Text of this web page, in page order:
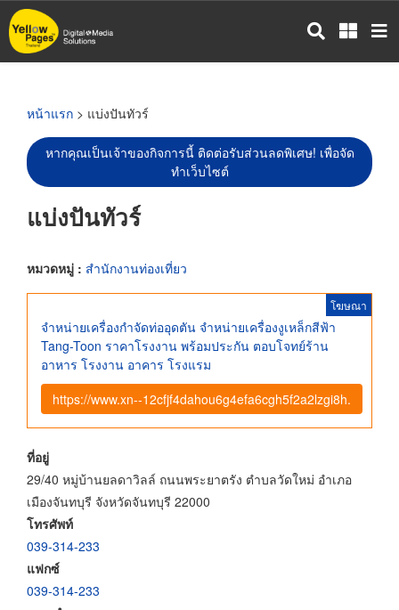
ข้าม
ไป
หน้าแรก > แบ่งปันทัวร์
หากคุณเป็นเจ้าของกิจการนี้ ติดต่อรับส่วนลดพิเศษ! เพื่อจัด
ทำเว็บไซต์
แบ่งปันทัวร์
หมวดหมู่ : สำนักงานท่องเที่ยว
โฆษณา
จำหน่ายเครื่องกำจัดท่ออุดตัน จำหน่ายเครื่องงูเหล็กสีฟ้า
Tang-Toon ราคาโรงงาน พร้อมประกัน ตอบโจทย์ร้าน
อาหาร โรงงาน อาคาร โรงแรม
https://www.xn--12cfjf4dahou6g4efa6cgh5f2a2lzgi8h.
ที่อยู่
29/40 หมู่บ้านยลดาวิลล์ ถนนพระยาตรัง ตำบลวัดใหม่ อำเภอ
เมืองจันทบุรี จังหวัดจันทบุรี 22000
โทรศัพท์
039-314-233
แฟกซ์
039-314-233